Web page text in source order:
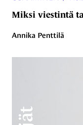
Miksi viestintä
Annika Penttilä